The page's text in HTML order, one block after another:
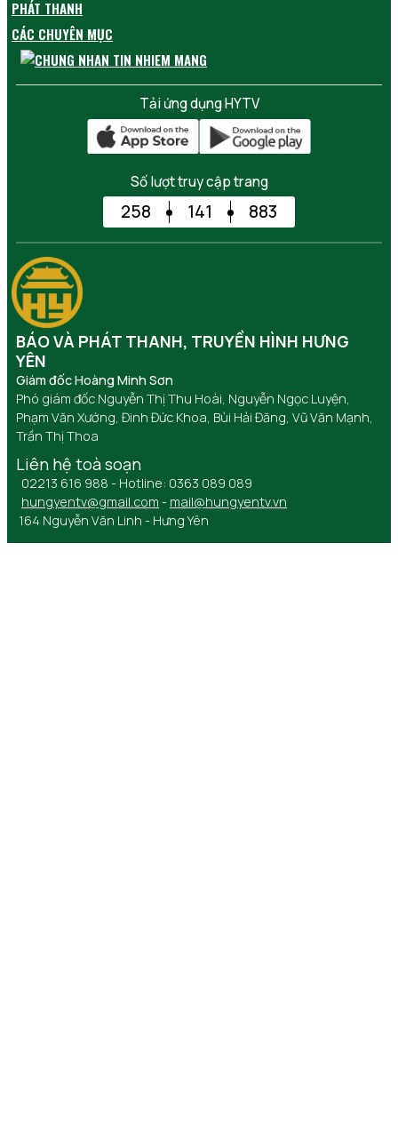
PHÁT THANH
CÁC CHUYÊN MỤC
Tải ứng dụng HYTV
Số lượt truy cập trang
258 141 883
BÁO VÀ PHÁT THANH, TRUYỀN HÌNH HƯNG
YÊN
Giám đốc Hoàng Minh Sơn
Phó giám đốc Nguyễn Thị Thu Hoài, Nguyễn Ngọc Luyện,
Phạm Văn Xướng, Đinh Đức Khoa, Bùi Hải Đăng, Vũ Văn Mạnh,
Trần Thị Thoa
Liên hệ toà soạn
02213 616 988 - Hotline: 0363 089 089
hungyentv@gmail.com - mail@hungyentv.vn
164 Nguyễn Văn Linh - Hưng Yên